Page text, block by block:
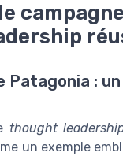
Patagonia :
thought
un exemple